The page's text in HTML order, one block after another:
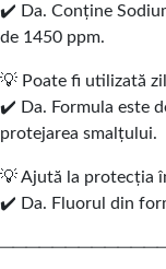
✔️ Da. Conține
de 1450 ppm.
💡 Poate fi utilizată
✔️ Da. Formula este
protejarea smalțului.
💡 Ajută la protecția
✔️ Da. Fluorul din